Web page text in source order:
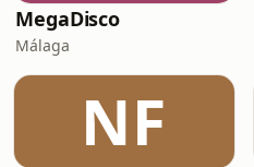
MegaDisco
Málaga
NF